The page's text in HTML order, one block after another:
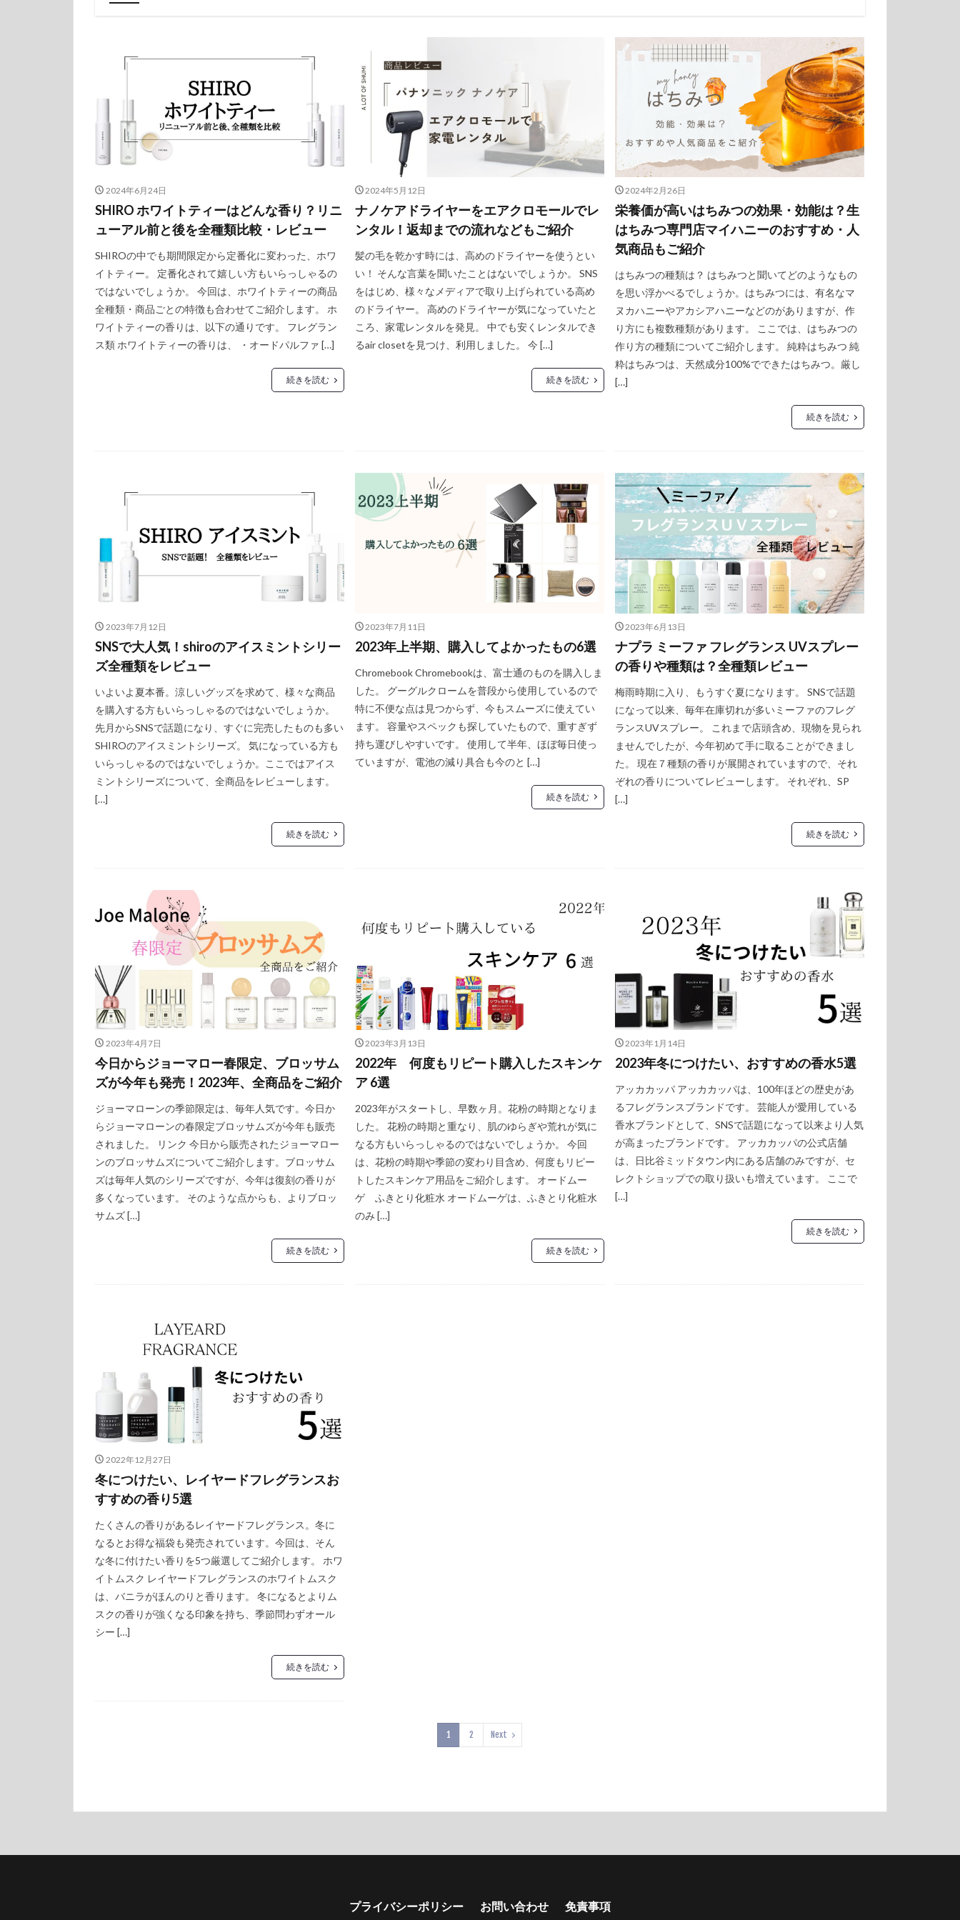
2024年6月24日
SHIRO ホワイトティーはどんな香り？リニ
ューアル前と後を全種類比較・レビュー
SHIROの中でも期間限定から定番化に変わった、ホワ
イトティー。 定番化されて嬉しい方もいらっしゃるの
ではないでしょうか。 今回は、ホワイトティーの商品
全種類・商品ごとの特徴も合わせてご紹介します。 ホ
ワイトティーの香りは、以下の通りです。 フレグラン
ス類 ホワイトティーの香りは、 ・オードパルファ […]
続きを読む
2024年5月12日
ナノケアドライヤーをエアクロモールでレ
ンタル！返却までの流れなどもご紹介
髪の毛を乾かす時には、高めのドライヤーを使うとい
い！ そんな言葉を聞いたことはないでしょうか。 SNS
をはじめ、様々なメディアで取り上げられている高め
のドライヤー。 高めのドライヤーが気になっていたと
ころ、家電レンタルを発見。 中でも安くレンタルでき
るair closetを見つけ、利用しました。 今 […]
続きを読む
2024年2月26日
栄養価が高いはちみつの効果・効能は？生
はちみつ専門店マイハニーのおすすめ・人
気商品もご紹介
はちみつの種類は？ はちみつと聞いてどのようなもの
を思い浮かべるでしょうか。はちみつには、有名なマ
ヌカハニーやアカシアハニーなどのがありますが、作
り方にも複数種類があります。 ここでは、はちみつの
作り方の種類についてご紹介します。 純粋はちみつ 純
粋はちみつは、天然成分100%でできたはちみつ。厳し
[…]
続きを読む
2023年7月12日
SNSで大人気！shiroのアイスミントシリー
ズ全種類をレビュー
いよいよ夏本番。涼しいグッズを求めて、様々な商品
を購入する方もいらっしゃるのではないでしょうか。
先月からSNSで話題になり、すぐに完売したものも多い
SHIROのアイスミントシリーズ。 気になっている方も
いらっしゃるのではないでしょうか。ここではアイス
ミントシリーズについて、全商品をレビューします。
[…]
続きを読む
2023年7月11日
2023年上半期、購入してよかったもの6選
Chromebook Chromebookは、富士通のものを購入しま
した。 グーグルクロームを普段から使用しているので
特に不便な点は見つからず、今もスムーズに使えてい
ます。 容量やスペックも探していたもので、重すぎず
持ち運びしやすいです。 使用して半年、ほぼ毎日使っ
ていますが、電池の減り具合も今のと […]
続きを読む
2023年6月13日
ナプラ ミーファ フレグランス UVスプレー
の香りや種類は？全種類レビュー
梅雨時期に入り、もうすぐ夏になります。 SNSで話題
になって以来、毎年在庫切れが多いミーファのフレグ
ランスUVスプレー。 これまで店頭含め、現物を見られ
ませんでしたが、今年初めて手に取ることができまし
た。 現在７種類の香りが展開されていますので、それ
ぞれの香りについてレビューします。 それぞれ、SP
[…]
続きを読む
2023年4月7日
今日からジョーマロー春限定、ブロッサム
ズが今年も発売！2023年、全商品をご紹介
ジョーマローンの季節限定は、毎年人気です。今日か
らジョーマローンの春限定ブロッサムズが今年も販売
されました。 リンク 今日から販売されたジョーマロー
ンのブロッサムズについてご紹介します。ブロッサム
ズは毎年人気のシリーズですが、今年は復刻の香りが
多くなっています。 そのような点からも、よりブロッ
サムズ […]
続きを読む
2023年3月13日
2022年 何度もリピート購入したスキンケ
ア 6選
2023年がスタートし、早数ヶ月。花粉の時期となりま
した。 花粉の時期と重なり、肌のゆらぎや荒れが気に
なる方もいらっしゃるのではないでしょうか。 今回
は、花粉の時期や季節の変わり目含め、何度もリピー
トしたスキンケア用品をご紹介します。 オードムー
ゲ ふきとり化粧水 オードムーゲは、ふきとり化粧水
のみ […]
続きを読む
2023年1月14日
2023年冬につけたい、おすすめの香水5選
アッカカッパ アッカカッパは、100年ほどの歴史があ
るフレグランスブランドです。 芸能人が愛用している
香水ブランドとして、SNSで話題になって以来より人気
が高まったブランドです。 アッカカッパの公式店舗
は、日比谷ミッドタウン内にある店舗のみですが、セ
レクトショップでの取り扱いも増えています。 ここで
[…]
続きを読む
2022年12月27日
冬につけたい、レイヤードフレグランスお
すすめの香り5選
たくさんの香りがあるレイヤードフレグランス。冬に
なるとお得な福袋も発売されています。今回は、そん
な冬に付けたい香りを5つ厳選してご紹介します。 ホワ
イトムスク レイヤードフレグランスのホワイトムスク
は、バニラがほんのりと香ります。 冬になるとよりム
スクの香りが強くなる印象を持ち、季節問わずオール
シー […]
続きを読む
1 2 Next
プライバシーポリシー お問い合わせ 免責事項